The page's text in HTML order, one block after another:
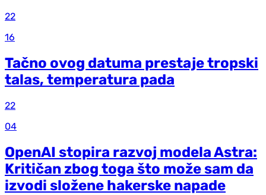
22
16
Tačno ovog datuma prestaje tropski
talas, temperatura pada
22
04
OpenAI stopira razvoj modela Astra:
Kritičan zbog toga što može sam da
izvodi složene hakerske napade